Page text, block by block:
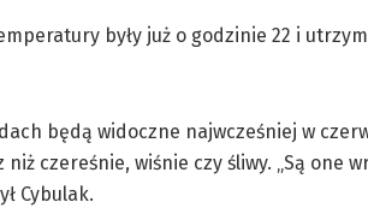
były już o godzinie 22 i
będą widoczne najwcześniej w
czereśnie, wiśnie czy śliwy. „Są one
Cybulak.